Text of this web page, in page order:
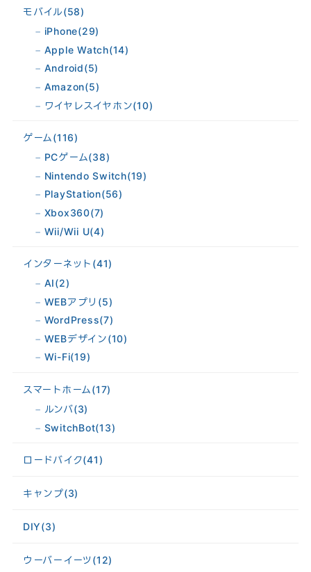
モバイル(58)
iPhone(29)
Apple Watch(14)
Android(5)
Amazon(5)
ワイヤレスイヤホン(10)
ゲーム(116)
PCゲーム(38)
Nintendo Switch(19)
PlayStation(56)
Xbox360(7)
Wii/Wii U(4)
インターネット (41)
AI(2)
WEBアプリ (5)
WordPress(7)
WEBデザイン(10)
Wi-Fi(19)
スマートホーム(17)
ルンバ(3)
SwitchBot(13)
ロードバイク(41)
キャンプ(3)
DIY(3)
ウーバーイーツ(12)